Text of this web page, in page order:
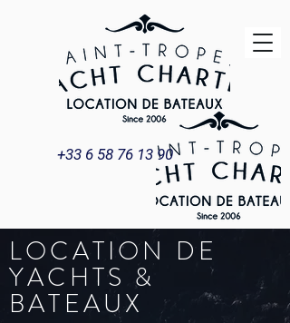
+33 6 58 76 13 90
LOCATION DE
YACHTS &
BATEAUX